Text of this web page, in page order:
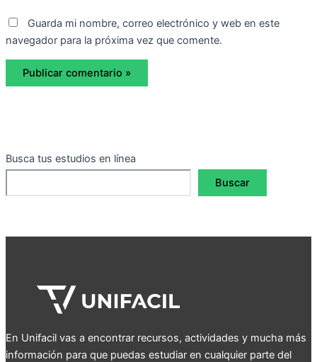
Guarda mi nombre, correo electrónico y web en este
navegador para la próxima vez que comente.
Busca tus estudios en línea
Buscar
En Unifacil vas a encontrar recursos, actividades y mucha más
información para que puedas estudiar en cualquier parte del